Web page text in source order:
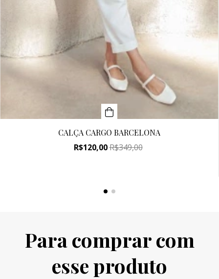
CALÇA CARGO BARCELONA
R$120,00R$349,00
Para comprar com
esse produto